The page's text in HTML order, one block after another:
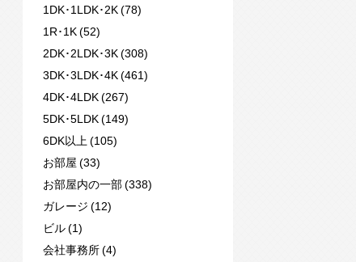
1DK･1LDK･2K (78)
1R･1K (52)
2DK･2LDK･3K (308)
3DK･3LDK･4K (461)
4DK･4LDK (267)
5DK･5LDK (149)
6DK以上 (105)
お部屋 (33)
お部屋内の一部 (338)
ガレージ (12)
ビル (1)
会社事務所 (4)